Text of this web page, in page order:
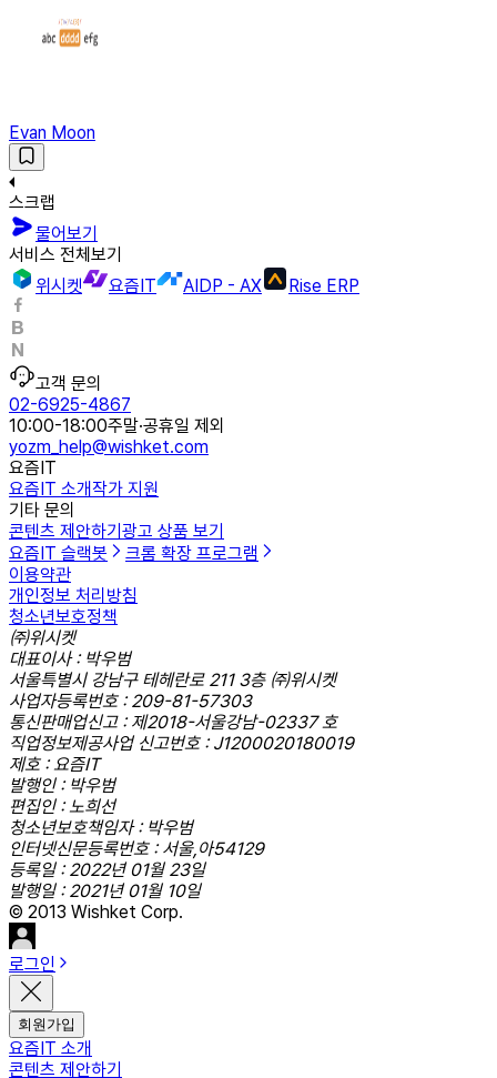
Evan Moon
스크랩
물어보기
서비스 전체보기
위시켓
요즘IT AIDP - AX Rise ERP
고객 문의
02-6925-4867
10:00-18:00주말·공휴일 제외
yozm_help@wishket.com
요즘IT
요즘IT 소개작가 지원
기타 문의
콘텐츠 제안하기 광고 상품 보기
요즘IT 슬랙봇
크롬 확장 프로그램
이용약관
개인정보 처리방침
청소년보호정책
㈜위시켓
대표이사 : 박우범
서울특별시 강남구 테헤란로 211 3층 ㈜위시켓
사업자등록번호 : 209-81-57303
통신판매업신고 : 제2018-서울강남-02337 호
직업정보제공사업 신고번호 : J1200020180019
제호 : 요즘IT
발행인 : 박우범
편집인 : 노희선
청소년보호책임자 : 박우범
인터넷신문등록번호 : 서울,아54129
등록일 : 2022년 01월 23일
발행일 : 2021년 01월 10일
© 2013 Wishket Corp.
로그인
회원가입
요즘IT 소개
콘텐츠 제안하기